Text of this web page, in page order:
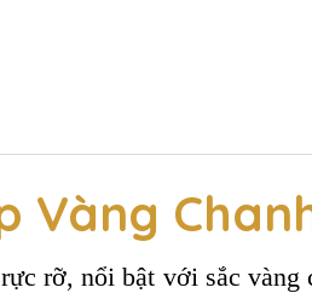
Vàng
rỡ, nổi bật với sắc